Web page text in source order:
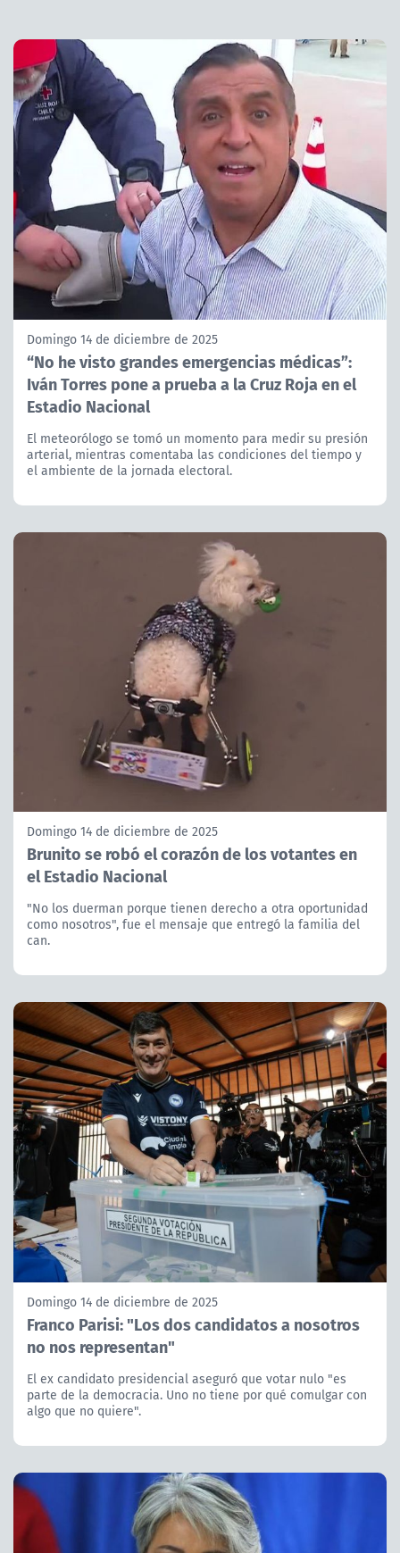
Domingo 14 de diciembre de 2025
“No he visto grandes emergencias médicas”:
Iván Torres pone a prueba a la Cruz Roja en el
Estadio Nacional
El meteorólogo se tomó un momento para medir su presión
arterial, mientras comentaba las condiciones del tiempo y
el ambiente de la jornada electoral.
Domingo 14 de diciembre de 2025
Brunito se robó el corazón de los votantes en
el Estadio Nacional
"No los duerman porque tienen derecho a otra oportunidad
como nosotros", fue el mensaje que entregó la familia del
can.
Domingo 14 de diciembre de 2025
Franco Parisi: "Los dos candidatos a nosotros
no nos representan"
El ex candidato presidencial aseguró que votar nulo "es
parte de la democracia. Uno no tiene por qué comulgar con
algo que no quiere".